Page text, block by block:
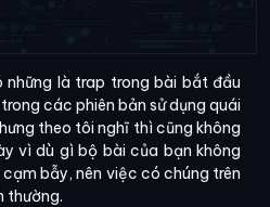
là trap trong bài bắt đầu
các phiên bản sử dụng quái
theo tôi nghĩ thì cũng không
vì dù gì bộ bài của bạn không
bẫy, nên việc có chúng trên
thường.